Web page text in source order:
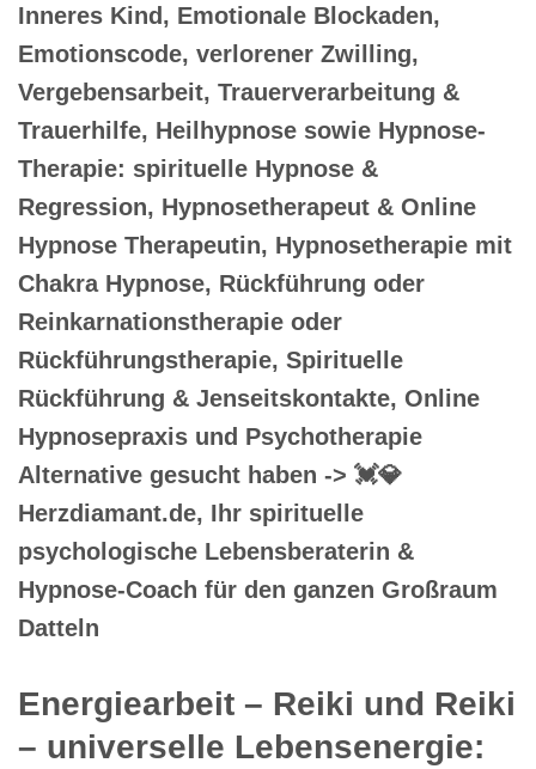
Inneres Kind, Emotionale Blockaden,
Emotionscode, verlorener Zwilling,
Vergebensarbeit, Trauerverarbeitung &
Trauerhilfe, Heilhypnose sowie Hypnose-
Therapie: spirituelle Hypnose &
Regression, Hypnosetherapeut & Online
Hypnose Therapeutin, Hypnosetherapie mit
Chakra Hypnose, Rückführung oder
Reinkarnationstherapie oder
Rückführungstherapie, Spirituelle
Rückführung & Jenseitskontakte, Online
Hypnosepraxis und Psychotherapie
Alternative gesucht haben -> 💓️💎
Herzdiamant.de, Ihr spirituelle
psychologische Lebensberaterin &
Hypnose-Coach für den ganzen Großraum
Datteln
Energiearbeit – Reiki und Reiki
– universelle Lebensenergie: